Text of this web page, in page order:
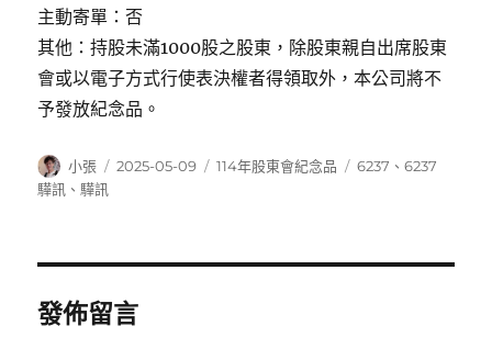
主動寄單：否
其他：持股未滿1000股之股東，除股東親自出席股東
會或以電子方式行使表決權者得領取外，本公司將不
予發放紀念品。
作
者
小張
發
2025-05-09
分
114年股東會紀念品
標
6237 、6237
驊訊 、 驊訊
發佈留言